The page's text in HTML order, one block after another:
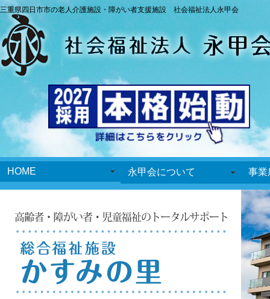
三重県四日市市の老人介護施設・障がい者支援施設 社会福祉法人永甲会
HOME 永甲会について 事業